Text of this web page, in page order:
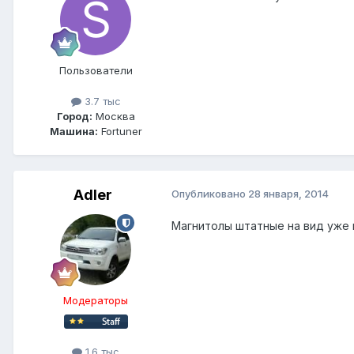
Пользователи
3.7 тыс
Город: Москва
Машина: Fortuner
Adler
Модераторы
Опубликовано 28 января, 2014
Магнитолы штатные на вид уже